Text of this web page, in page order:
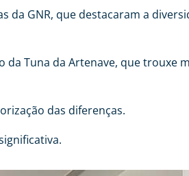
da GNR, que destacaram a
Tuna da Artenave, que trouxe
das diferenças.